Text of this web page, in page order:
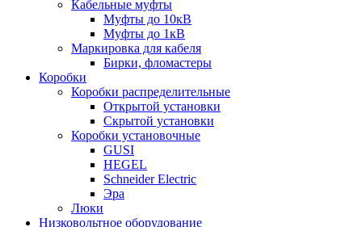
Кабельные муфты
Муфты до 10кВ
Муфты до 1кВ
Маркировка для кабеля
Бирки, фломастеры
Коробки
Коробки распределительные
Открытой установки
Скрытой установки
Коробки установочные
GUSI
HEGEL
Schneider Electric
Эра
Люки
Низковольтное оборудование